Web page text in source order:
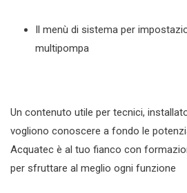
Il menù di sistema per
multipompa
Un contenuto utile per tecnici,
vogliono conoscere a fondo le
Acquatec è al tuo fianco con
per sfruttare al meglio ogni funzione